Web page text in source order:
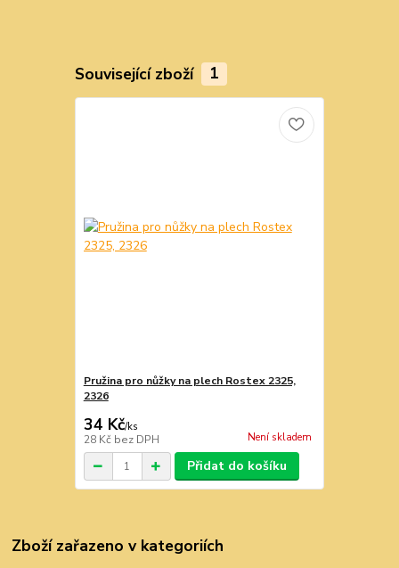
Související zboží 1
Pružina pro nůžky na plech Rostex 2325,
2326
34 Kč/ks
28 Kč bez DPH Není skladem
Přidat do košíku
Zboží zařazeno v kategoriích